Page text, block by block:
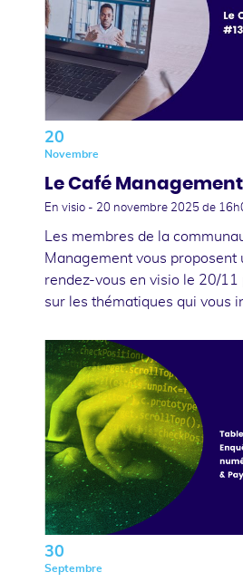
20
Novembre
Le Café
En visio - 20 novembre 2025 de
Les membres de la
Management vous proposent
rendez-vous en visio le 20/11
sur les thématiques qui vous
30
Septembre